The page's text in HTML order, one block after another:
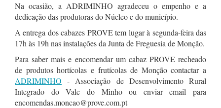
Na ocasião, a ADRIMINHO agradeceu o empenho e a
dedicação das produtoras do Núcleo e do município.
A entrega dos cabazes PROVE tem lugar à segunda-feira das
17h às 19h nas instalações da Junta de Freguesia de Monção.
Para saber mais e encomendar um cabaz PROVE recheado
de produtos hortícolas e frutícolas de Monção contactar a
ADRIMINHO - Associação de Desenvolvimento Rural
Integrado do Vale do Minho ou enviar email para
encomendas.moncao@prove.com.pt